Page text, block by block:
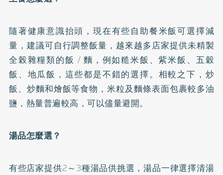
隨著健康意識抬頭，現在有些自助餐米飯可選擇減
量，建議可自行調整飯量，越來越多店家提供未精製
全榖雜糧類的飯 / 麵，例如糙米飯、紫米飯、五穀
飯、地瓜飯，這些都是不錯的選擇。相較之下，炒
飯、炒麵和燴飯等食物，米粒及麵條表面包裹較多油
鹽，熱量普遍較高，可以儘量避開。
湯品怎麼選？
有些店家提供2～3種湯品供挑選，湯品一律選擇清湯